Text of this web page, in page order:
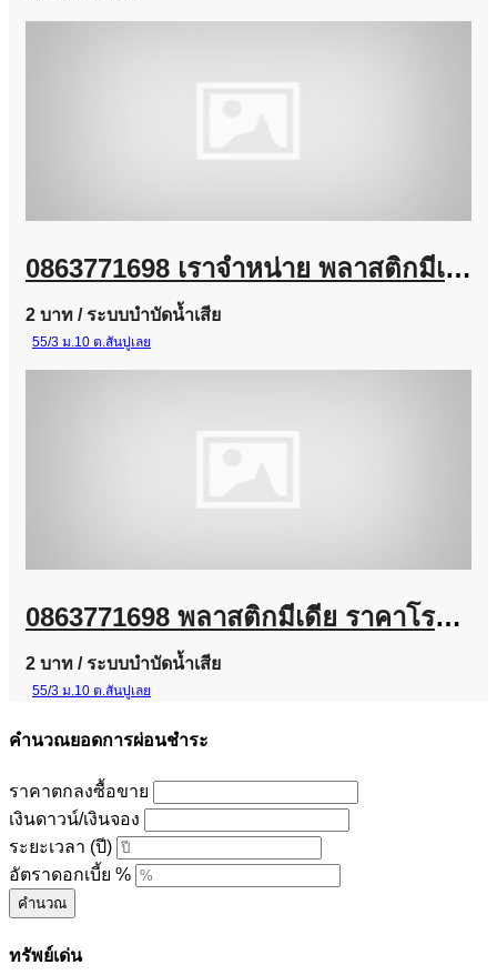
0863771698 เราจำหน่าย พลาสติกมีเดีย (Plastic Media) และ Bio Media
2 บาท / ระบบบำบัดน้ำเสีย
55/3 ม.10 ต.สันปูเลย
0863771698 พลาสติกมีเดีย ราคาโรงงาน | จำหน่าย Plastic Media สำหรับระบบบำบัดน้ำเสีย
2 บาท / ระบบบำบัดน้ำเสีย
55/3 ม.10 ต.สันปูเลย
คำนวณยอดการผ่อนชำระ
ราคาตกลงซื้อขาย
เงินดาวน์/เงินจอง
ระยะเวลา (ปี)
อัตราดอกเบี้ย %
คำนวณ
ทรัพย์เด่น